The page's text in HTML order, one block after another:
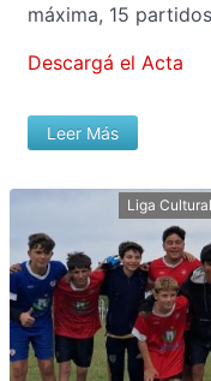
máxima, 15
Descargá el Acta
Leer Más
Liga